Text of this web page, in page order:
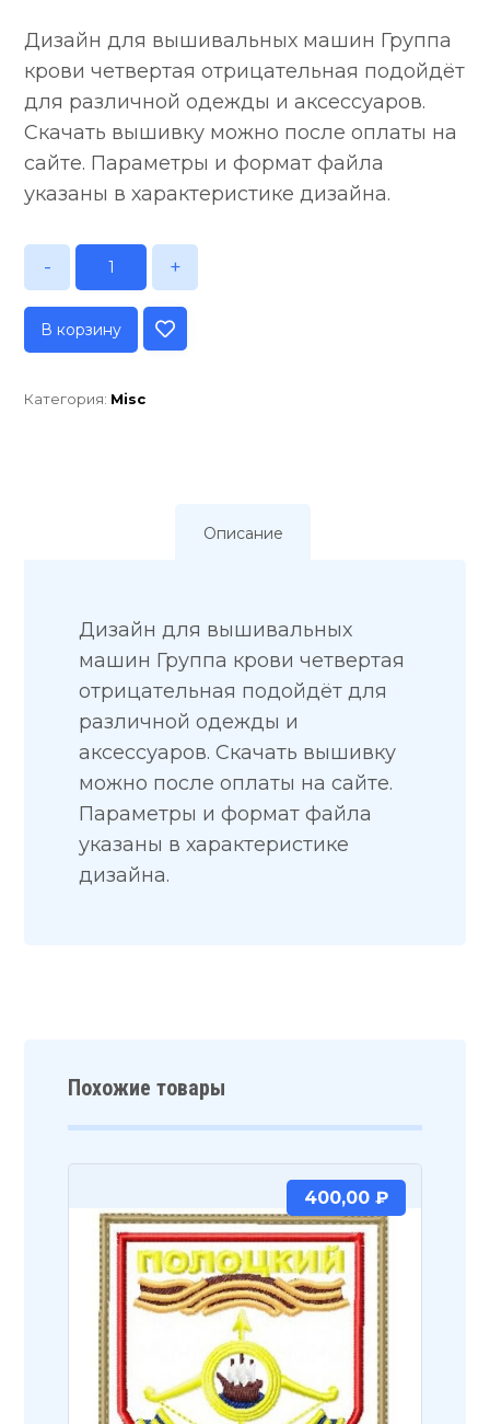
Дизайн для вышивальных машин Группа
крови четвертая отрицательная подойдёт
для различной одежды и аксессуаров.
Скачать вышивку можно после оплаты на
сайте. Параметры и формат файла
указаны в характеристике дизайна.
- +
В корзину
Категория: Misc
Описание
Дизайн для вышивальных
машин Группа крови четвертая
отрицательная подойдёт для
различной одежды и
аксессуаров. Скачать вышивку
можно после оплаты на сайте.
Параметры и формат файла
указаны в характеристике
дизайна.
Похожие товары
400,00 ₽